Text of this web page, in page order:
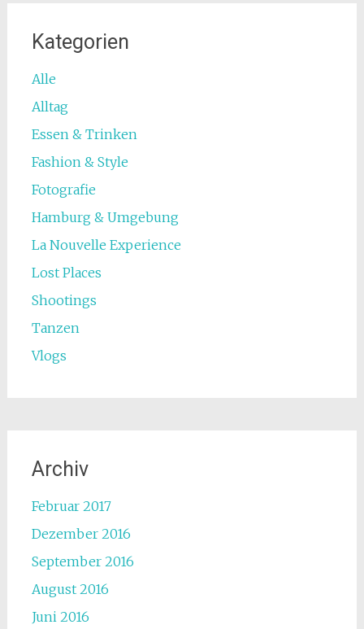
Kategorien
Alle
Alltag
Essen & Trinken
Fashion & Style
Fotografie
Hamburg & Umgebung
La Nouvelle Experience
Lost Places
Shootings
Tanzen
Vlogs
Archiv
Februar 2017
Dezember 2016
September 2016
August 2016
Juni 2016